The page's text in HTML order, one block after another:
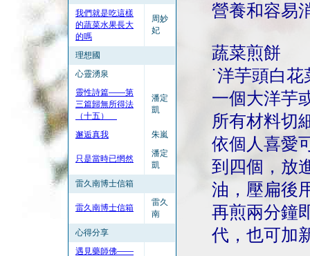
我們就是吃這樣
的蔬菜水果長大
的嗎
周妙
妃
理想國
心靈湧泉
靈性詩篇——第
三篇歸無所得法
（十五）
潘定
凱
邂逅真我 朱嵐
只是當時已惘然
潘定
凱
雷久南博士信箱
雷久南博士信箱
雷久
南
心得分享
遇見藥師佛——
營養和容易
蔬菜煎餅
˙洋芋頭白
一個大洋芋
所有材料切
依個人喜愛
到四個，放
油，壓扁後
再煎兩分鐘
代，也可加